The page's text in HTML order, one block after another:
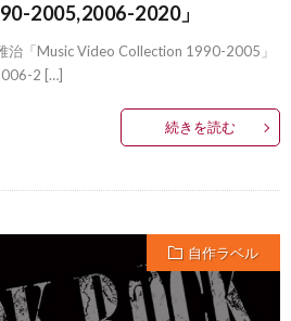
2005,2006-2020」
「Music Video Collection 1990-2005」
2 […]
続きを読む
自作ラベル